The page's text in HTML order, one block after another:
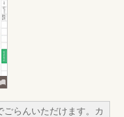
らんいただけます。カ